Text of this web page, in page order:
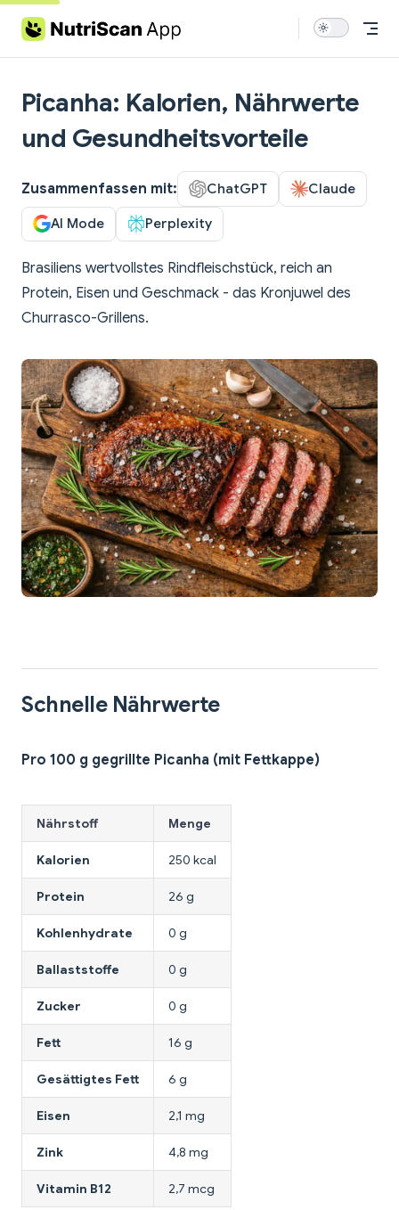
Skip to content
Picanha: Kalorien, Nährwerte
und Gesundheitsvorteile
Zusammenfassen mit: ChatGPT Claude
AI Mode Perplexity
Brasiliens wertvollstes Rindfleischstück, reich an
Protein, Eisen und Geschmack - das Kronjuwel des
Churrasco-Grillens.
Schnelle Nährwerte
Pro 100 g gegrillte Picanha (mit Fettkappe)
Nährstoff Menge
Kalorien 250 kcal
Protein 26 g
Kohlenhydrate 0 g
Ballaststoffe 0 g
Zucker 0 g
Fett 16 g
Gesättigtes Fett 6 g
Eisen 2,1 mg
Zink 4,8 mg
Vitamin B12 2,7 mcg